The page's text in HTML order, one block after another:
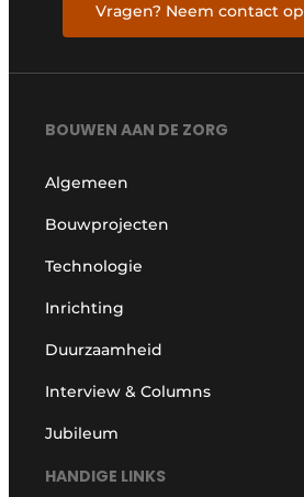
Vragen? Neem contact op
BOUWEN AAN DE ZORG
Algemeen
Bouwprojecten
Technologie
Inrichting
Duurzaamheid
Interview & Columns
Jubileum
HANDIGE LINKS